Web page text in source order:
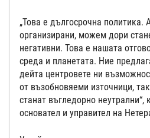
„Това е дългосрочна политика.
организирани, можем дори
негативни. Това е нашата
среда и планетата. Ние
дейта центровете ни
от възобновяеми източници,
станат въгледорно
основател и управител на